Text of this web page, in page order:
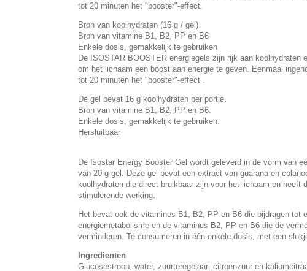
tot 20 minuten het "booster"-effect.
Bron van koolhydraten (16 g / gel)
Bron van vitamine B1, B2, PP en B6
Enkele dosis, gemakkelijk te gebruiken
De ISOSTAR BOOSTER energiegels zijn rijk aan koolhydraten
om het lichaam een boost aan energie te geven. Eenmaal
tot 20 minuten het "booster"-effect .
De gel bevat 16 g koolhydraten per portie.
Bron van vitamine B1, B2, PP en B6.
Enkele dosis, gemakkelijk te gebruiken.
Hersluitbaar
De Isostar Energy Booster Gel wordt geleverd in de vorm van
van 20 g gel. Deze gel bevat een extract van guarana en
koolhydraten die direct bruikbaar zijn voor het lichaam en heeft
stimulerende werking.
Het bevat ook de vitamines B1, B2, PP en B6 die bijdragen tot
energiemetabolisme en de vitamines B2, PP en B6 die de
verminderen. Te consumeren in één enkele dosis, met een
Ingredienten
Glucosestroop, water, zuurteregelaar: citroenzuur en